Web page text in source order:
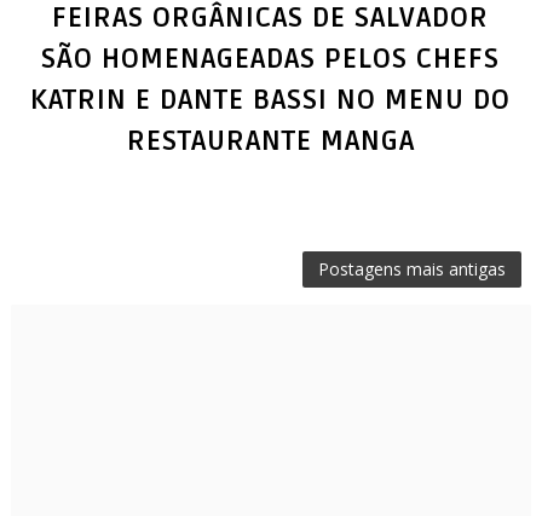
FEIRAS ORGÂNICAS DE SALVADOR
SÃO HOMENAGEADAS PELOS CHEFS
KATRIN E DANTE BASSI NO MENU DO
RESTAURANTE MANGA
Postagens mais antigas